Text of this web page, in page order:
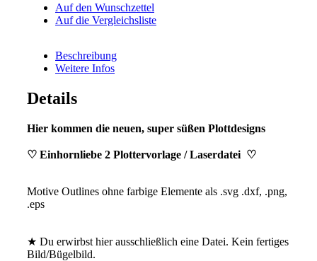
Auf den Wunschzettel
Auf die Vergleichsliste
Beschreibung
Weitere Infos
Details
Hier kommen die neuen, super süßen Plottdesigns
♡ Einhornliebe 2 Plottervorlage / Laserdatei ♡
Motive Outlines ohne farbige Elemente als .svg .dxf, .png,
.eps
★ Du erwirbst hier ausschließlich eine Datei. Kein fertiges
Bild/Bügelbild.